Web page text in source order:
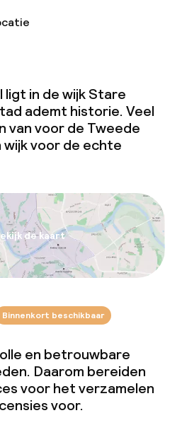
in de wijk Stare
ademt historie. Veel
van voor de Tweede
voor de echte
de kaart
Binnenkort beschikbaar
en betrouwbare
Daarom bereiden
voor het verzamelen
voor.